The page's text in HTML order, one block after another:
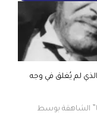
لم يُغلق في وجه
الشاهقة بوسط